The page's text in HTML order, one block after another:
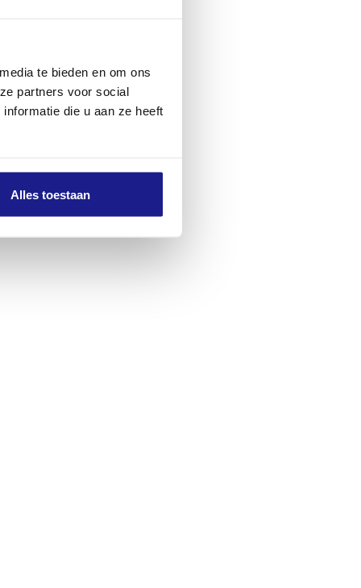
te bieden en om ons
partners voor social
die u aan ze heeft
Alles toestaan